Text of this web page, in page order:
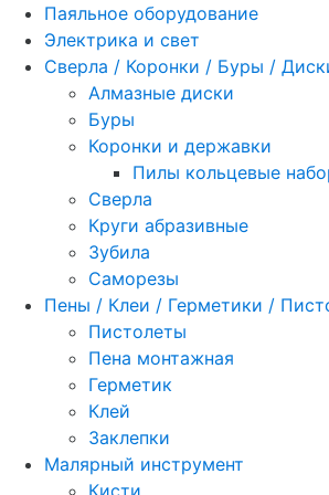
Паяльное оборудование
Электрика и свет
Сверла / Коронки / Буры /
Алмазные диски
Буры
Коронки и державки
Пилы кольцевые
Сверла
Круги абразивные
Зубила
Саморезы
Пены / Клеи / Герметики /
Пистолеты
Пена монтажная
Герметик
Клей
Заклепки
Малярный инструмент
Кисти